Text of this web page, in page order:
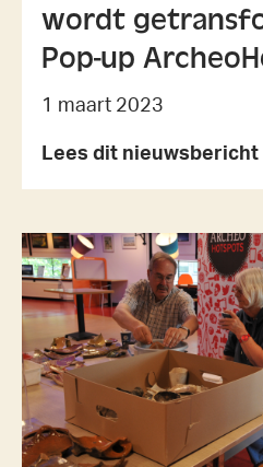
wordt
Pop-up
1 maart 2023
Lees dit